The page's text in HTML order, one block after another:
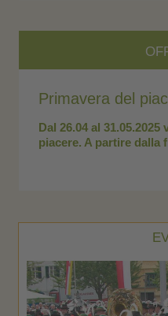
Primavera del
Dal 26.04 al
piacere. A partire dalla